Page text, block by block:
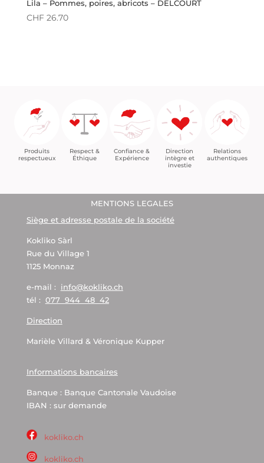
Lila – Pommes, poires, abricots – DELCOURT
CHF26.70
Produits
respectueux
Respect &
Éthique
Confiance &
Expérience
Direction
intègre et
investie
Relations
authentiques
MENTIONS LEGALES
Siège et adresse postale de la société
Kokliko Sàrl
Rue du Village 1
1125 Monnaz
e-mail : info@kokliko.ch
tél : 077 944 48 42
Direction
Marièle Villard & Véronique Kupper
Informations bancaires
Banque : Banque Cantonale Vaudoise
IBAN : sur demande
kokliko.ch
kokliko.ch